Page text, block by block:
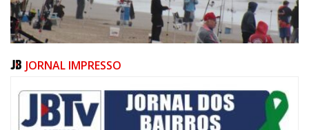
JORNAL IMPRESSO